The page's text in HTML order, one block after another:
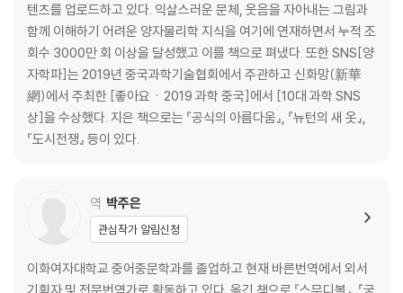
텐츠를 업로드하고 있다. 익살스러운 문체, 웃음을 자아내는 그림과
함께 이해하기 어려운 양자물리학 지식을 여기에 연재하면서 누적 조
회수 3000만 회 이상을 달성했고 이를 책으로 펴냈다. 또한 SNS[양
자학파]는 2019년 중국과학기술협회에서 주관하고 신화망(新華
網)에서 주최한 [좋아요ㆍ2019 과학 중국]에서 [10대 과학 SNS
상]을 수상했다. 지은 책으로는 『공식의 아름다움』, 『뉴턴의 새 옷』,
『도시전쟁』 등이 있다.
역 박주은
관심작가 알림신청
이화여자대학교 중어중문학과를 졸업하고 현재 바른번역에서 외서